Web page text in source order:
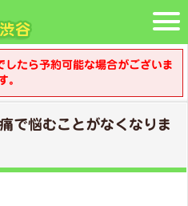
たら予約可能な場合がございま
。
で悩むことがなくなりま